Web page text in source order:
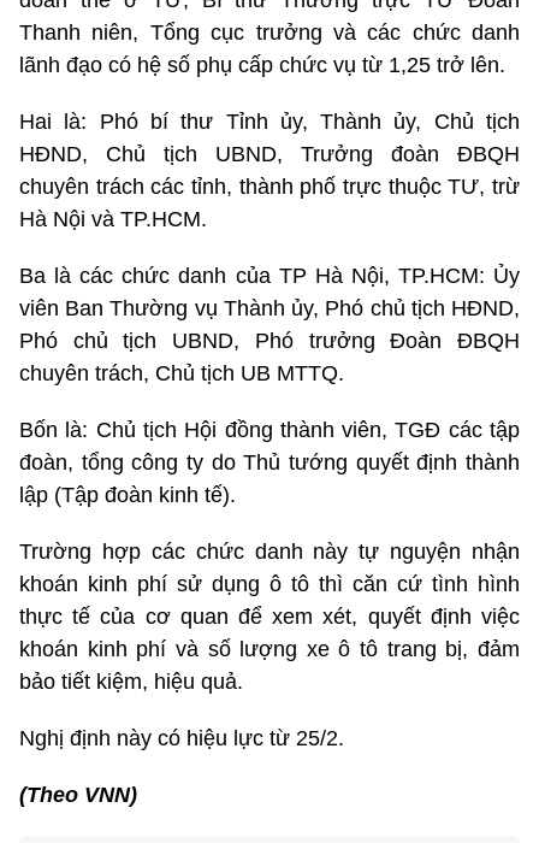
Thanh niên, Tổng cục trưởng và các chức danh
lãnh đạo có hệ số phụ cấp chức vụ từ 1,25 trở lên.
Hai là: Phó bí thư Tỉnh ủy, Thành ủy, Chủ tịch
HĐND, Chủ tịch UBND, Trưởng đoàn ĐBQH
chuyên trách các tỉnh, thành phố trực thuộc TƯ, trừ
Hà Nội và TP.HCM.
Ba là các chức danh của TP Hà Nội, TP.HCM: Ủy
viên Ban Thường vụ Thành ủy, Phó chủ tịch HĐND,
Phó chủ tịch UBND, Phó trưởng Đoàn ĐBQH
chuyên trách, Chủ tịch UB MTTQ.
Bốn là: Chủ tịch Hội đồng thành viên, TGĐ các tập
đoàn, tổng công ty do Thủ tướng quyết định thành
lập (Tập đoàn kinh tế).
Trường hợp các chức danh này tự nguyện nhận
khoán kinh phí sử dụng ô tô thì căn cứ tình hình
thực tế của cơ quan để xem xét, quyết định việc
khoán kinh phí và số lượng xe ô tô trang bị, đảm
bảo tiết kiệm, hiệu quả.
Nghị định này có hiệu lực từ 25/2.
(Theo VNN)